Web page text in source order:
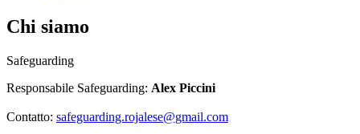
Chi siamo
Safeguarding
Responsabile Safeguarding: Alex Piccini
Contatto: safeguarding.rojalese@gmail.com